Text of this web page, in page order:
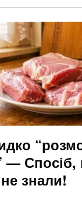
— Спосіб,
знали!